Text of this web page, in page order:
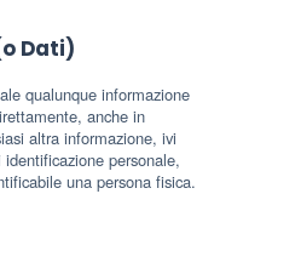
Dati)
qualunque informazione
anche in
altra informazione, ivi
personale,
una persona fisica.